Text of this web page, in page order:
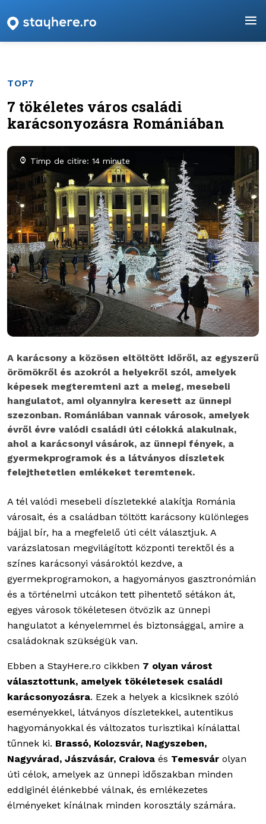
TOP7
7 tökéletes város családi
karácsonyozásra Romániában
Timp de citire: 14 minute
A karácsony a közösen eltöltött időről, az egyszerű
örömökről és azokról a helyekről szól, amelyek
képesek megteremteni azt a meleg, mesebeli
hangulatot, ami olyannyira keresett az ünnepi
szezonban. Romániában vannak városok, amelyek
évről évre valódi családi úti célokká alakulnak,
ahol a karácsonyi vásárok, az ünnepi fények, a
gyermekprogramok és a látványos díszletek
felejthetetlen emlékeket teremtenek.
A tél valódi mesebeli díszletekké alakítja Románia
városait, és a családban töltött karácsony különleges
bájjal bír, ha a megfelelő úti célt választjuk. A
varázslatosan megvilágított központi terektől és a
színes karácsonyi vásároktól kezdve, a
gyermekprogramokon, a hagyományos gasztronómián
és a történelmi utcákon tett pihentető sétákon át,
egyes városok tökéletesen ötvözik az ünnepi
hangulatot a kényelemmel és biztonsággal, amire a
családoknak szükségük van.
Ebben a StayHere.ro cikkben 7 olyan várost
választottunk, amelyek tökéletesek családi
karácsonyozásra. Ezek a helyek a kicsiknek szóló
eseményekkel, látványos díszletekkel, autentikus
hagyományokkal és változatos turisztikai kínálattal
tűnnek ki. Brassó, Kolozsvár, Nagyszeben,
Nagyvárad, Jászvásár, Craiova és Temesvár olyan
úti célok, amelyek az ünnepi időszakban minden
eddiginél élénkebbé válnak, és emlékezetes
élményeket kínálnak minden korosztály számára.